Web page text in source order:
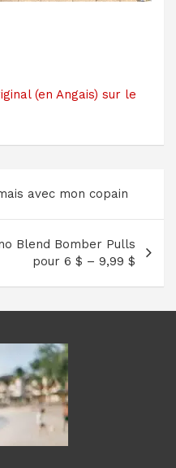
(en Angais) sur le
avec mon copain
Blend Bomber Pulls
pour 6 $ – 9,99 $